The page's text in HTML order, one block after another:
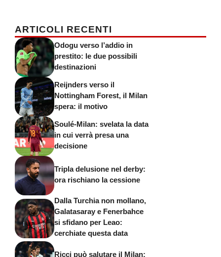
ARTICOLI RECENTI
Odogu verso l’addio in
prestito: le due possibili
destinazioni
Reijnders verso il
Nottingham Forest, il Milan
spera: il motivo
Soulé-Milan: svelata la data
in cui verrà presa una
decisione
Tripla delusione nel derby:
ora rischiano la cessione
Dalla Turchia non mollano,
Galatasaray e Fenerbahce
si sfidano per Leao:
cerchiate questa data
Ricci può salutare il Milan: